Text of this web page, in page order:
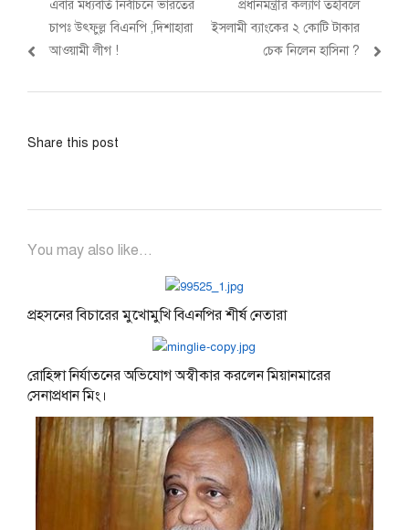
navigation
Previous
post:
এবার মধ্যবর্তি নির্বাচনে ভারতের
চাপঃ উৎফুল্ল বিএনপি ,দিশাহারা
আওয়ামী লীগ !
Next
post:
প্রধানমন্ত্রীর কল্যাণ তহবিলে
ইসলামী ব্যাংকের ২ কোটি টাকার
চেক নিলেন হাসিনা ?
Share this post
You may also like...
প্রহসনের বিচারের মুখোমুখি বিএনপির শীর্ষ নেতারা
রোহিঙ্গা নির্যাতনের অভিযোগ অস্বীকার করলেন মিয়ানমারের
সেনাপ্রধান মিং।